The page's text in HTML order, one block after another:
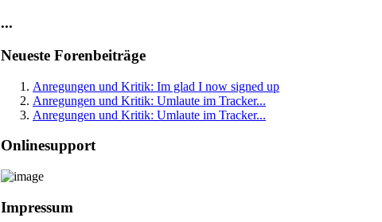
...
Neueste Forenbeiträge
Anregungen und Kritik: Im glad I now signed up
Anregungen und Kritik: Umlaute im Tracker...
Anregungen und Kritik: Umlaute im Tracker...
Onlinesupport
Impressum